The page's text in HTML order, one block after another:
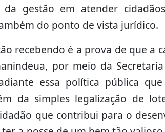
gestão em atender
do ponto de vista jurídico.
recebendo é a prova de que a
por meio da
essa política pública
da simples legalização de
que contribui para o